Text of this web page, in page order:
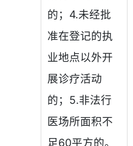
的；4.未经批
准在登记的执
业地点以外开
展诊疗活动
的；5.非法行
医场所面积不
足60平方的。